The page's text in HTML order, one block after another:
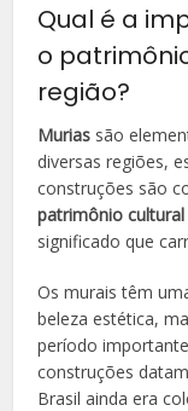
Qual é a
o
região?
Murias são
diversas regiões,
construções são
patrimônio
significado que
Os murais têm
beleza estética,
período
construções
Brasil ainda era